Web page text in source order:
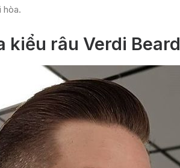
hòa.
kiểu râu Verdi Beard